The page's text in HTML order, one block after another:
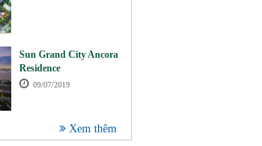
Sun Grand City Ancora
Residence
09/07/2019
Xem thêm